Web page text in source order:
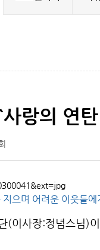
랑의 연
으며 어려운 이웃들
(이사장:정념스님)